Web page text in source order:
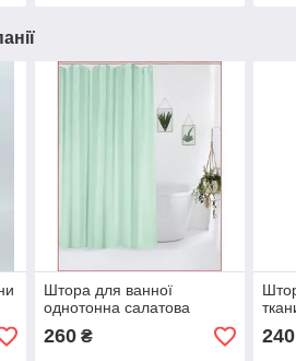
Штора для ванної
однотонна салатова
260₴ 240